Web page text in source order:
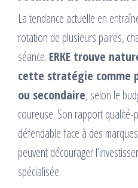
La tendance actuelle en
rotation de plusieurs paires,
séance. ERKE trouve
cette stratégie comme
ou secondaire, selon le
coureuse. Son rapport
défendable face à des
peuvent décourager
spécialisée.